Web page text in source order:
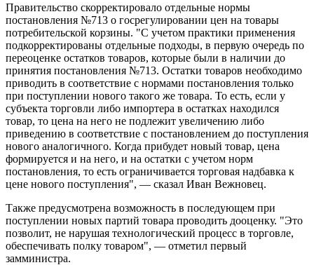
Правительство скорректировало отдельные нормы
постановления №713 о госрегулировании цен на товары
потребительской корзины. "С учетом практики применения
подкорректированы отдельные подходы, в первую очередь по
переоценке остатков товаров, которые были в наличии до
принятия постановления №713. Остатки товаров необходимо
приводить в соответствие с нормами постановления только
при поступлении нового такого же товара. То есть, если у
субъекта торговли либо импортера в остатках находился
товар, то цена на него не подлежит увеличению либо
приведению в соответствие с постановлением до поступления
нового аналогичного. Когда прибудет новый товар, цена
формируется и на него, и на остатки с учетом норм
постановления, то есть ограничивается торговая надбавка к
цене нового поступления", — сказал Иван Вежновец.
Также предусмотрена возможность в последующем при
поступлении новых партий товара проводить дооценку. "Это
позволит, не нарушая технологический процесс в торговле,
обеспечивать полку товаром", — отметил первый
замминистра.